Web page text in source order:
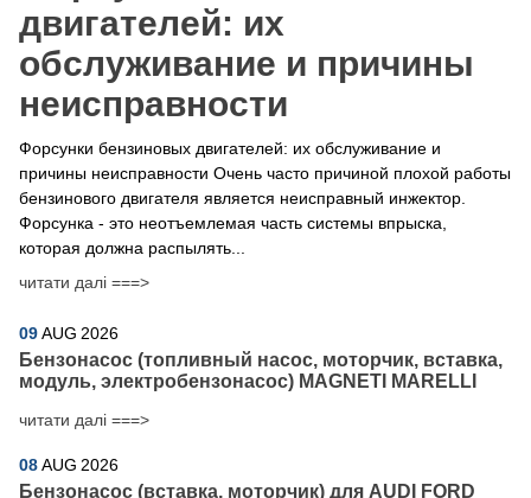
двигателей: их
обслуживание и причины
неисправности
Форсунки бензиновых двигателей: их обслуживание и
причины неисправности Очень часто причиной плохой работы
бензинового двигателя является неисправный инжектор.
Форсунка - это неотъемлемая часть системы впрыска,
которая должна распылять...
читати далі ===>
09AUG 2026
Бензонасос (топливный насос, моторчик, вставка,
модуль, электробензонасос) MAGNETI MARELLI
читати далі ===>
08AUG 2026
Бензонасос (вставка, моторчик) для AUDI FORD